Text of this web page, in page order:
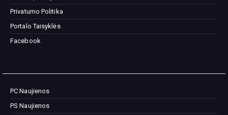
Privatumo Politika
Portalo Taisyklės
Facebook
PC Naujienos
PS Naujienos